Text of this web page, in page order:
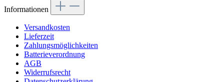
Informationen
Versandkosten
Lieferzeit
Zahlungsmöglichkeiten
Batterieverordnung
AGB
Widerrufsrecht